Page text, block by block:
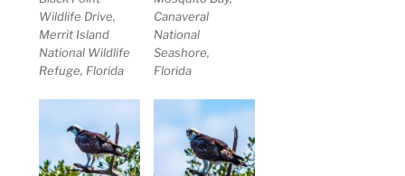
Wildlife Drive,
Merrit Island
National Wildlife
Refuge, Florida
Canaveral
National
Seashore,
Florida